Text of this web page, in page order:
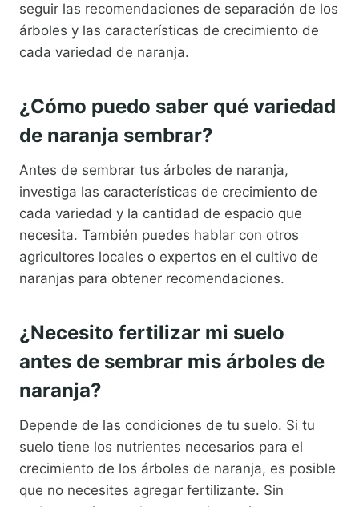
seguir las recomendaciones de separación de los
árboles y las características de crecimiento de
cada variedad de naranja.
¿Cómo puedo saber qué variedad
de naranja sembrar?
Antes de sembrar tus árboles de naranja,
investiga las características de crecimiento de
cada variedad y la cantidad de espacio que
necesita. También puedes hablar con otros
agricultores locales o expertos en el cultivo de
naranjas para obtener recomendaciones.
¿Necesito fertilizar mi suelo
antes de sembrar mis árboles de
naranja?
Depende de las condiciones de tu suelo. Si tu
suelo tiene los nutrientes necesarios para el
crecimiento de los árboles de naranja, es posible
que no necesites agregar fertilizante. Sin